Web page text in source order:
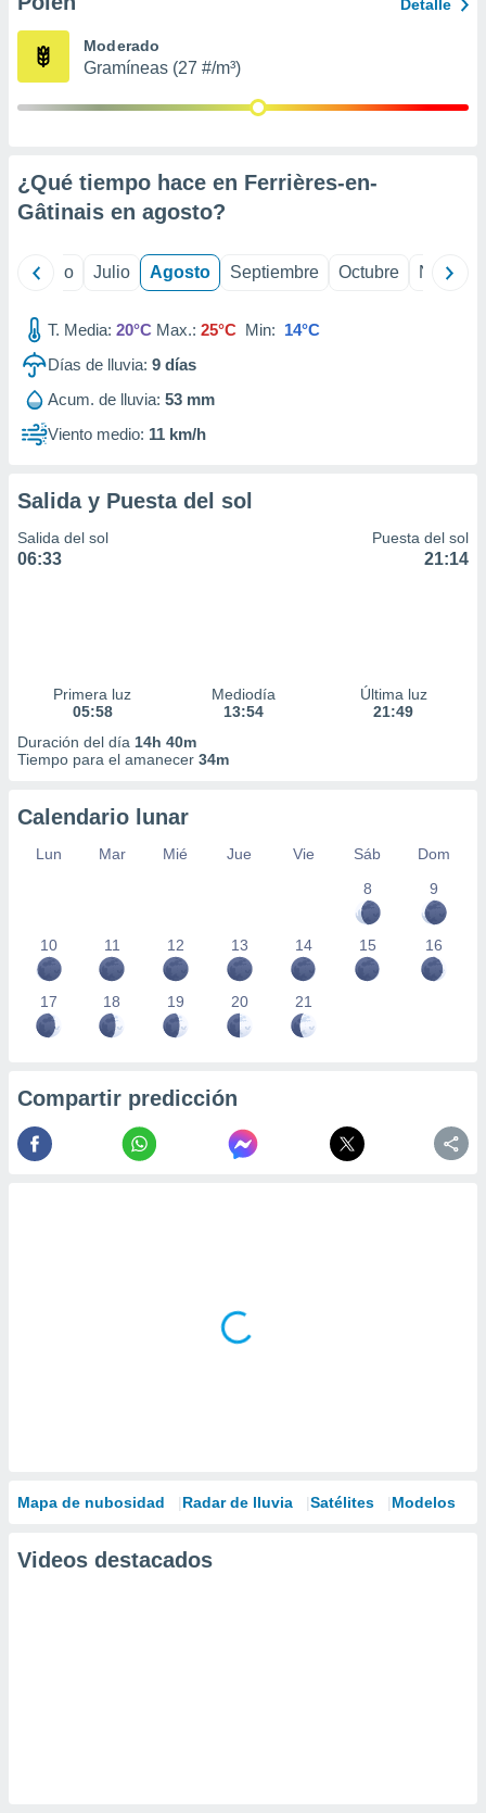
publicidad
1199
Detalle
Moderado
Gramíneas (27 #/m³)
¿Qué tiempo hace en Ferrières-en-
Gâtinais en agosto?
Junio Julio Agosto Septiembre Octubre
T. Media: 20°C Max.: 25°C Min: 14°C
Días de lluvia: 9 días
Acum. de lluvia: 53 mm
Viento medio: 11 km/h
Salida y Puesta del sol
Salida del sol
06:33
Puesta del sol
21:14
Primera luz
05:58
Mediodía
13:54
Última luz
21:49
Duración del día 14h 40m
Tiempo para el amanecer 34m
Calendario lunar
Lun Mar Mié Jue Vie Sáb
Dom
8
9
10 11 12 13 14 15 16
17 18 19 20 21
Compartir predicción
Mapa de nubosidad Radar de lluvia Satélites Modelos
Videos destacados